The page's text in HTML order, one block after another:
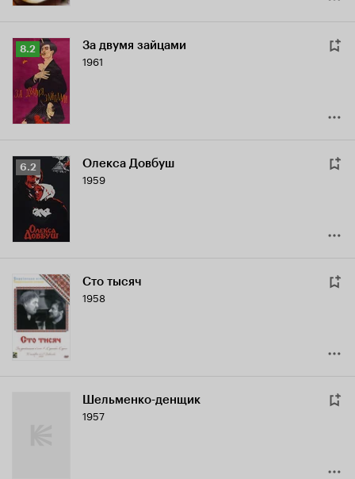
Рейтинг
Кинопоиска
8.2
8.2 За двумя зайцами
1961
Рейтинг
Кинопоиска
6.2
6.2 Олекса Довбуш
1959
Сто тысяч
1958
Шельменко-денщик
1957